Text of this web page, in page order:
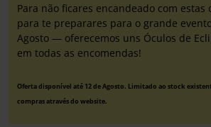
Para não ficares encandeado com
para te preparares para o grande
Agosto — oferecemos uns Óculos de
em todas as encomendas!
Oferta disponível até 12 de Agosto. Limitado ao stock
compras através do website.